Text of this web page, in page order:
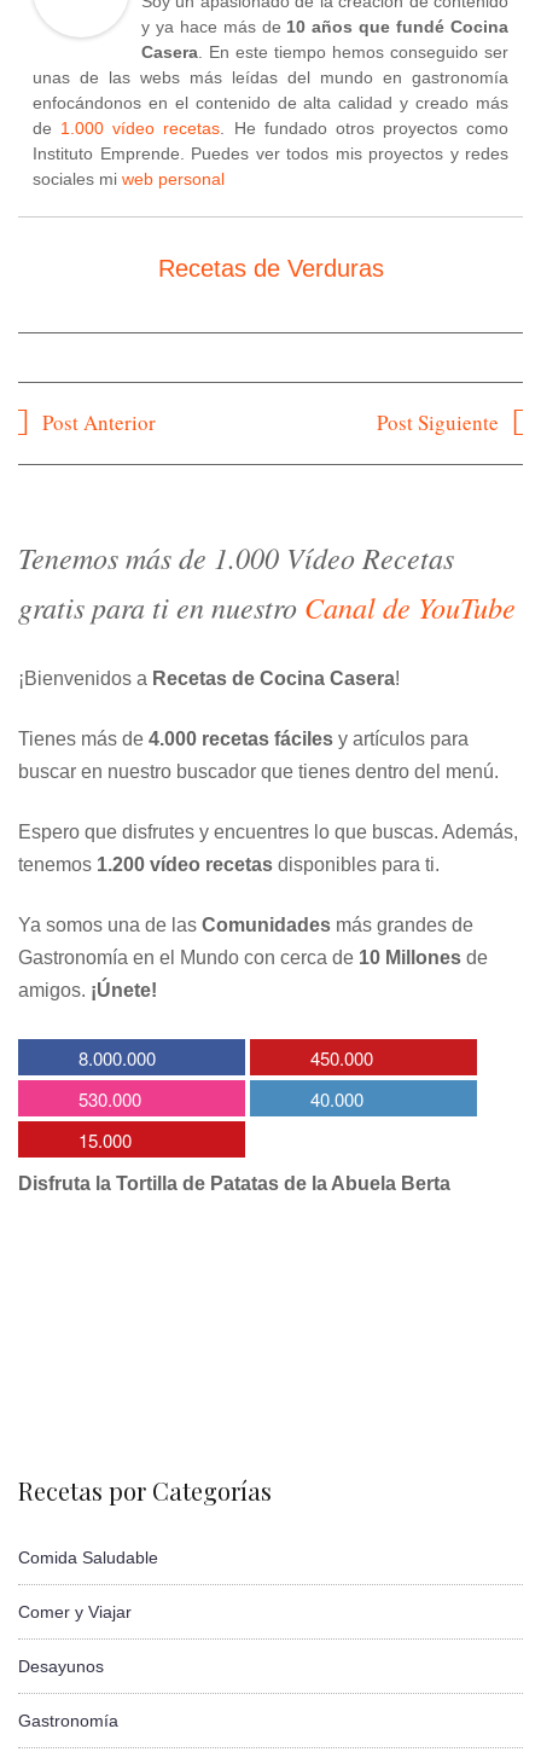
y ya hace más de 10 años que fundé Cocina
Casera . En este tiempo hemos conseguido ser
unas de las webs más leídas del mundo en gastronomía
enfocándonos en el contenido de alta calidad y creado más
de 1.000 vídeo recetas . He fundado otros proyectos como
Instituto Emprende. Puedes ver todos mis proyectos y redes
sociales mi web personal
Recetas de Verduras
Navegación
Post Anterior Post Siguiente
Tenemos más de 1.000 Vídeo Recetas
gratis para ti en nuestro Canal de YouTube
¡Bienvenidos a Recetas de Cocina Casera!
Tienes más de 4.000 recetas fáciles y artículos para
buscar en nuestro buscador que tienes dentro del menú.
Espero que disfrutes y encuentres lo que buscas. Además,
tenemos 1.200 vídeo recetas disponibles para ti.
Ya somos una de las Comunidades más grandes de
Gastronomía en el Mundo con cerca de 10 Millones de
amigos. ¡Únete!
8.000.000
450.000
530.000
40.000
15.000
Disfruta la Tortilla de Patatas de la Abuela Berta
Recetas por Categorías
Comida Saludable
Comer y Viajar
Desayunos
Gastronomía